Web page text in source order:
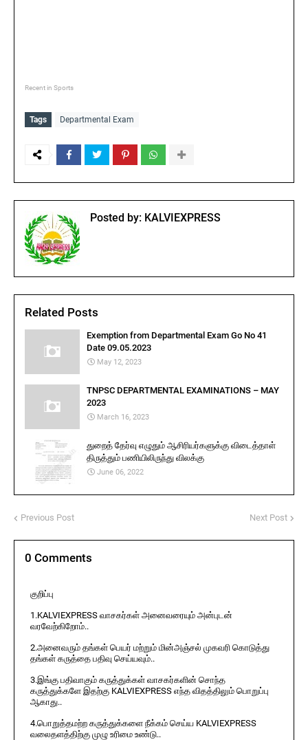
Recent in Sports
Tags Departmental Exam
Posted by: KALVIEXPRESS
Related Posts
Exemption from Departmental Exam Go No 41
Date 09.05.2023
May 12, 2023
TNPSC DEPARTMENTAL EXAMINATIONS – MAY
2023
March 16, 2023
துறைத் தேர்வு எழுதும் ஆசிரியர்களுக்கு விடைத்தாள்
திருத்தும் பணியிலிருந்து விலக்கு
June 06, 2022
Previous Post Next Post
0 Comments
குறிப்பு
1.KALVIEXPRESS வாசகர்கள் அனைவரையும் அன்புடன்
வரவேற்கிறோம்..
2.அனைவரும் தங்கள் பெயர் மற்றும் மின்அஞ்சல் முகவரி கொடுத்து
தங்கள் கருத்தை பதிவு செய்யவும்..
3.இங்கு பதிவாகும் கருத்துக்கள் வாசகர்களின் சொந்த
கருத்துக்களே இதற்கு KALVIEXPRESS எந்த விதத்திலும் பொறுப்பு
ஆகாது..
4.பொறுத்தமற்ற கருத்துக்களை நீக்கம் செய்ய KALVIEXPRESS
வலைதளத்திற்கு முழு உரிமை உண்டு..